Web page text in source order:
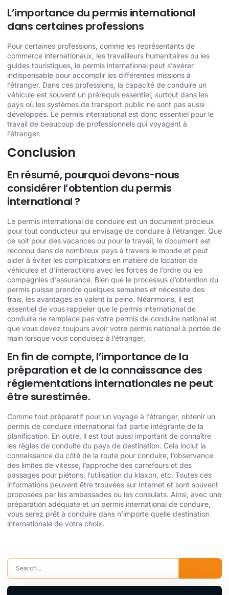
L’importance du permis international
dans certaines professions
Pour certaines professions, comme les représentants de
commerce internationaux, les travailleurs humanitaires ou les
guides touristiques, le permis international peut s’avérer
indispensable pour accomplir les différentes missions à
l’étranger. Dans ces professions, la capacité de conduire un
véhicule est souvent un prérequis essentiel, surtout dans les
pays où les systèmes de transport public ne sont pas aussi
développés. Le permis international est donc essentiel pour le
travail de beaucoup de professionnels qui voyagent à
l’étranger.
Conclusion
En résumé, pourquoi devons-nous
considérer l’obtention du permis
international ?
Le permis international de conduire est un document précieux
pour tout conducteur qui envisage de conduire à l’étranger. Que
ce soit pour des vacances ou pour le travail, le document est
reconnu dans de nombreux pays à travers le monde et peut
aider à éviter les complications en matière de location de
véhicules et d’interactions avec les forces de l’ordre ou les
compagnies d’assurance. Bien que le processus d’obtention du
permis puisse prendre quelques semaines et nécessite des
frais, les avantages en valent la peine. Néanmoins, il est
essentiel de vous rappeler que le permis international de
conduire ne remplace pas votre permis de conduire national et
que vous devez toujours avoir votre permis national à portée de
main lorsque vous conduisez à l’étranger.
En fin de compte, l’importance de la
préparation et de la connaissance des
réglementations internationales ne peut
être surestimée.
Comme tout préparatif pour un voyage à l’étranger, obtenir un
permis de conduire international fait partie intégrante de la
planification. En outre, il est tout aussi important de connaître
les règles de conduite du pays de destination. Cela inclut la
connaissance du côté de la route pour conduire, l’observance
des limites de vitesse, l’approche des carrefours et des
passages pour piétons, l’utilisation du klaxon, etc. Toutes ces
informations peuvent être trouvées sur Internet et sont souvent
proposées par les ambassades ou les consulats. Ainsi, avec une
préparation adéquate et un permis international de conduire,
vous serez prêt à conduire dans n’importe quelle destination
internationale de votre choix.